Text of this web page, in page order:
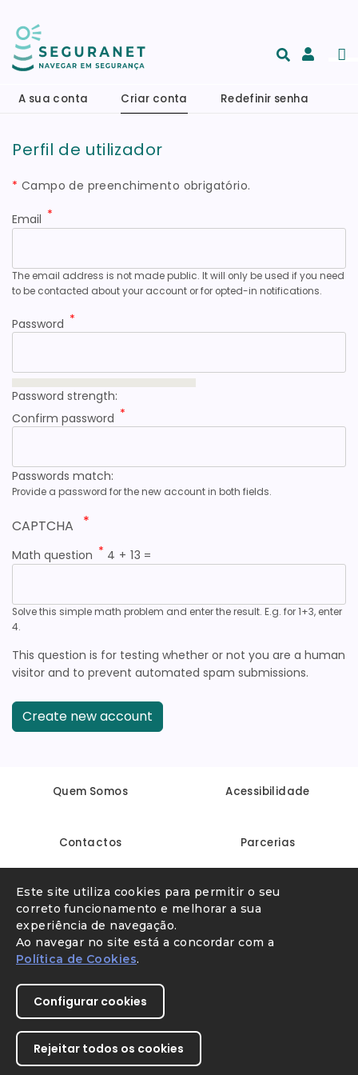
Este site utiliza cookies para permitir o seu
correto funcionamento e melhorar a sua
experiência de navegação.
Ao navegar no site está a concordar com a
Política de Cookies.
Configurar cookies
Rejeitar todos os cookies
e
A sua conta Criar conta Redefinir senha
Perfil de utilizador
* Campo de preenchimento obrigatório.
Email
The email address is not made public. It will only be used if you need
to be contacted about your account or for opted-in notifications.
Password
Password strength:
Confirm password
Passwords match:
Provide a password for the new account in both fields.
CAPTCHA
Math question 4 + 13 =
Solve this simple math problem and enter the result. E.g. for 1+3, enter
4.
This question is for testing whether or not you are a human
visitor and to prevent automated spam submissions.
Quem Somos Acessibilidade
Contactos Parcerias
Linha Internet Segura Denunciar conteúdo ilegal
Direção-Geral da EducaçãoYoutube